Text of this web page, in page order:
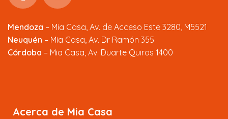
Mendoza – Mia Casa, Av. de Acceso Este 3280, M5521
Neuquén – Mia Casa, Av. Dr Ramón 355
Córdoba – Mia Casa, Av. Duarte Quiros 1400
Acerca de Mia Casa